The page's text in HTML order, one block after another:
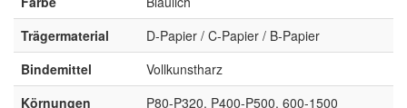
(1)
Sundstrom
(4)
Troton
(2)
Wibeco
Trägermaterial
D-Papier / C-Papier / B-Papier
Bindemittel
Vollkunstharz
Körnungen
P80-P320, P400-P500, 600-1500